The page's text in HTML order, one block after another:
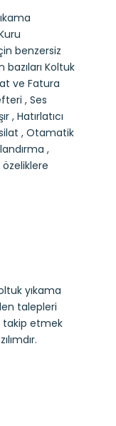
benzersiz
Koltuk
ve Fatura
, Ses
, Hatırlatıcı
, Otamatik
,
yıkama
talepleri
takip etmek